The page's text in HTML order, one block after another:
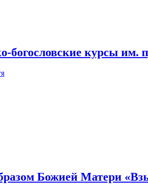
богословские курсы им.
Божией Матери